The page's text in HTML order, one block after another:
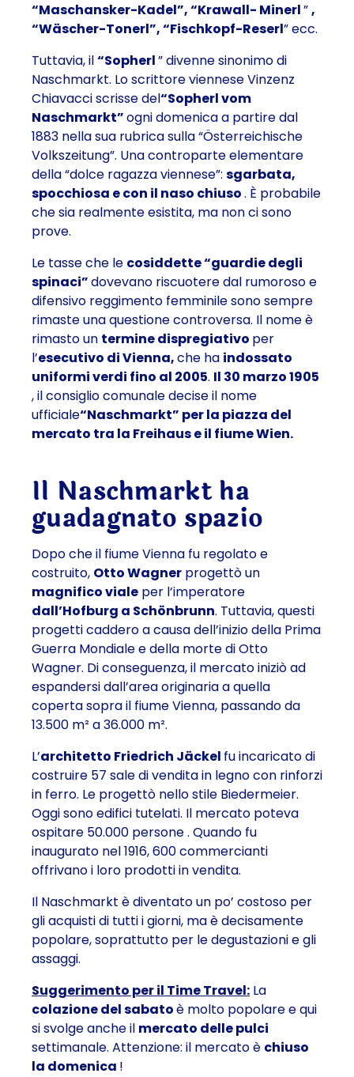
“Maschansker-Kadel”, “Krawall- Minerl”,
“Wäscher-Tonerl”, “Fischkopf-Reserl” ecc.
Tuttavia, il“Sopherl” divenne sinonimo di
Naschmarkt. Lo scrittore viennese Vinzenz
Chiavacci scrisse del“Sopherl vom
Naschmarkt”ogni domenica a partire dal
1883 nella sua rubrica sulla “Österreichische
Volkszeitung”. Una controparte elementare
della “dolce ragazza viennese”: sgarbata,
spocchiosa e con il naso chiuso. È probabile
che sia realmente esistita, ma non ci sono
prove.
Le tasse che le cosiddette “guardie degli
spinaci”dovevano riscuotere dal rumoroso e
difensivo reggimento femminile sono sempre
rimaste una questione controversa. Il nome è
rimasto un termine dispregiativo per
l’esecutivo di Vienna,che ha indossato
uniformi verdi fino al 2005. Il 30 marzo 1905
, il consiglio comunale decise il nome
ufficiale“Naschmarkt” per la piazza del
mercato tra la Freihaus e il fiume Wien.
Il Naschmarkt ha
guadagnato spazio
Dopo che il fiume Vienna fu regolato e
costruito, Otto Wagner progettò un
magnifico viale per l’imperatore
dall’Hofburg a Schönbrunn. Tuttavia, questi
progetti caddero a causa dell’inizio della Prima
Guerra Mondiale e della morte di Otto
Wagner. Di conseguenza, il mercato iniziò ad
espandersi dall’area originaria a quella
coperta sopra il fiume Vienna, passando da
13.500 m² a 36.000 m².
L’architetto Friedrich Jäckel fu incaricato di
costruire 57 sale di vendita in legno con rinforzi
in ferro. Le progettò nello stile Biedermeier.
Oggi sonoedifici tutelati. Il mercato poteva
ospitare 50.000 persone. Quando fu
inaugurato nel 1916, 600 commercianti
offrivano i loro prodotti in vendita.
Il Naschmarkt è diventato un po’ costoso per
gli acquisti di tutti i giorni, ma è decisamente
popolare, soprattutto per le degustazioni e gli
assaggi.
Suggerimento per il Time Travel: La
colazione del sabatoè molto popolare e qui
si svolge anche il mercato delle pulci
settimanale. Attenzione: il mercato è chiuso
la domenica !